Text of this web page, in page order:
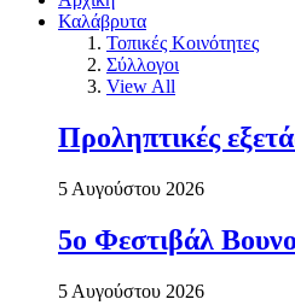
Καλάβρυτα
Τοπικές Κοινότητες
Σύλλογοι
View All
Προληπτικές
5 Αυγούστου 2026
5ο Φεστιβάλ
5 Αυγούστου 2026